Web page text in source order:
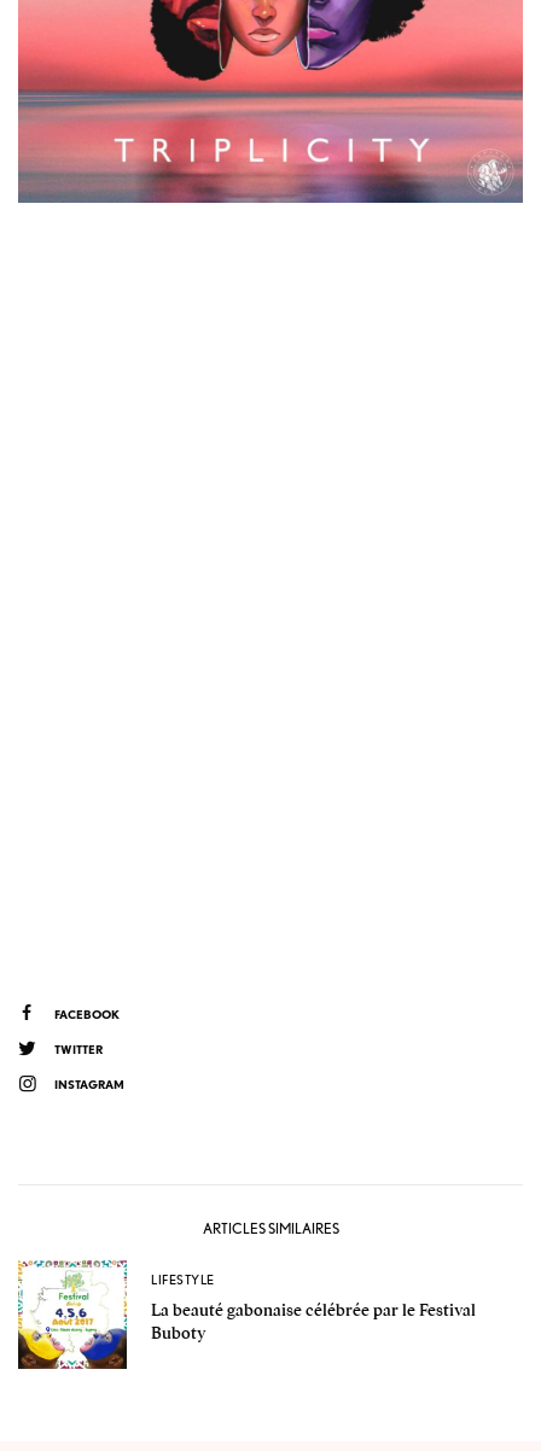
FACEBOOK
TWITTER
INSTAGRAM
ARTICLES SIMILAIRES
LIFESTYLE
La beauté gabonaise célébrée par le Festival
Buboty